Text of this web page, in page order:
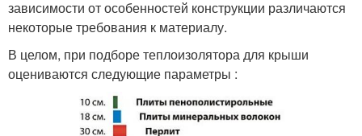
зависимости от особенностей конструкции различаются
некоторые требования к материалу.
В целом, при подборе теплоизолятора для крыши
оцениваются следующие параметры :